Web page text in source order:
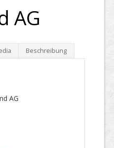
AG
Beschreibung
AG